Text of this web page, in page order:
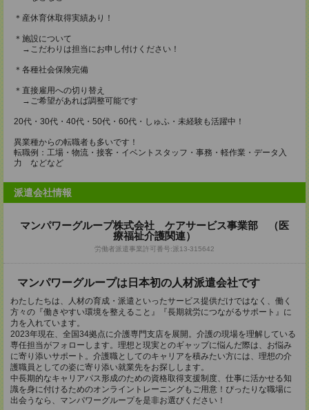
＊産休育休取得実績あり！
＊施設について
→こだわりは担当にお申し付けください！
＊各種社会保険完備
＊直接雇用への切り替え
→ご希望があれば調整可能です
20代・30代・40代・50代・60代・しゅふ・未経験も活躍中！
異業種からの転職者も多いです！
転職例：工場・物流・接客・イベントスタッフ・事務・軽作業・データ入
力 などなど
派遣会社情報
マンパワーグループ株式会社 ケアサービス事業部 （医
療福祉介護関連）
労働者派遣事業許可番号:派13-315642
マンパワーグループは日本初の人材派遣会社です
わたしたちは、人材の育成・派遣といったサービス提供だけではなく、働く
方々の『働きやすい環境を整えること』『長期就労につながるサポート』に
力を入れています。
2023年現在、全国34拠点に介護専門支店を展開。介護の現場を理解している
専任担当がフォローします。理想と現実とのギャップに悩んだ際は、お悩み
に寄り添いサポート。介護職としてのキャリアを積みたい方には、理想の介
護職員としての姿に寄り添い就業先をお探しします。
中長期的なキャリアパス形成のための資格取得支援制度、仕事に活かせる知
識を身に付けるためのオンライントレーニングもご用意！ぴったりな職場に
出会うなら、マンパワーグループを是非お選びください！